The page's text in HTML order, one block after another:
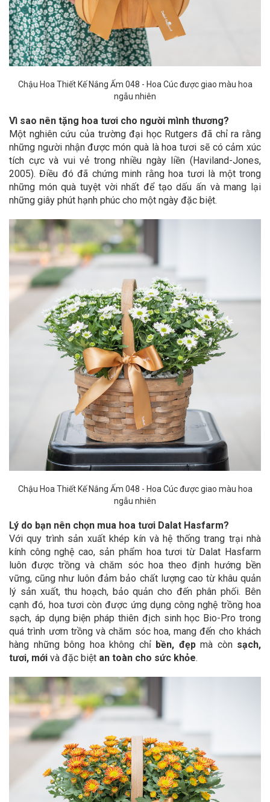
Chậu Hoa Thiết Kế Nắng Ấm 048 - Hoa Cúc được giao màu hoa
ngẫu nhiên
Vì sao nên tặng hoa tươi cho người mình thương?
Một nghiên cứu của trường đại học Rutgers đã chỉ ra rằng
những người nhận được món quà là hoa tươi sẽ có cảm xúc
tích cực và vui vẻ trong nhiều ngày liền (Haviland-Jones,
2005). Điều đó đã chứng minh rằng hoa tươi là một trong
những món quà tuyệt vời nhất để tạo dấu ấn và mang lại
những giây phút hạnh phúc cho một ngày đặc biệt.
Chậu Hoa Thiết Kế Nắng Ấm 048 - Hoa Cúc được giao màu hoa
ngẫu nhiên
Lý do bạn nên chọn mua hoa tươi Dalat Hasfarm?
Với quy trình sản xuất khép kín và hệ thống trang trại nhà
kính công nghệ cao, sản phẩm hoa tươi từ Dalat Hasfarm
luôn được trồng và chăm sóc hoa theo định hướng bền
vững, cũng như luôn đảm bảo chất lượng cao từ khâu quản
lý sản xuất, thu hoạch, bảo quản cho đến phân phối. Bên
cạnh đó, hoa tươi còn được ứng dụng công nghệ trồng hoa
sạch, áp dụng biện pháp thiên địch sinh học Bio-Pro trong
quá trình ươm trồng và chăm sóc hoa, mang đến cho khách
hàng những bông hoa không chỉ bền, đẹpmà còn sạch,
tươi, mới và đặc biệt an toàn cho sức khỏe.